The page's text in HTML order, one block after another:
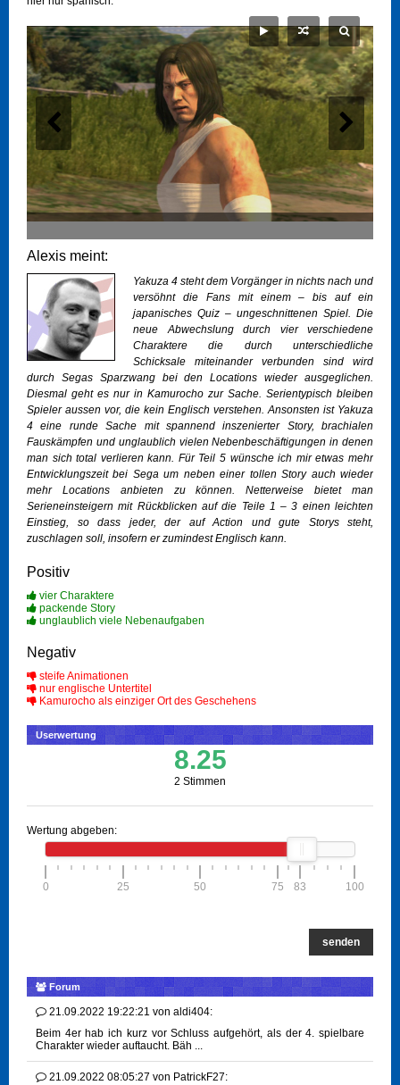
Alexis meint:
Yakuza 4 steht dem Vorgänger in nichts nach und
versöhnt die Fans mit einem – bis auf ein
japanisches Quiz – ungeschnittenen Spiel. Die
neue Abwechslung durch vier verschiedene
Charaktere die durch unterschiedliche
Schicksale miteinander verbunden sind wird
durch Segas Sparzwang bei den Locations wieder ausgeglichen.
Diesmal geht es nur in Kamurocho zur Sache. Serientypisch bleiben
Spieler aussen vor, die kein Englisch verstehen. Ansonsten ist Yakuza
4 eine runde Sache mit spannend inszenierter Story, brachialen
Fauskämpfen und unglaublich vielen Nebenbeschäftigungen in denen
man sich total verlieren kann. Für Teil 5 wünsche ich mir etwas mehr
Entwicklungszeit bei Sega um neben einer tollen Story auch wieder
mehr Locations anbieten zu können. Netterweise bietet man
Serieneinsteigern mit Rückblicken auf die Teile 1 – 3 einen leichten
Einstieg, so dass jeder, der auf Action und gute Storys steht,
zuschlagen soll, insofern er zumindest Englisch kann.
Positiv
vier Charaktere
packende Story
unglaublich viele Nebenaufgaben
Negativ
steife Animationen
nur englische Untertitel
Kamurocho als einziger Ort des Geschehens
Userwertung
8.25
2 Stimmen
Wertung abgeben:
0 25 50 75 83 100
senden
Forum
21.09.2022 19:22:21 von aldi404:
Beim 4er hab ich kurz vor Schluss aufgehört, als der 4. spielbare
Charakter wieder auftaucht. Bäh ...
21.09.2022 08:05:27 von PatrickF27: